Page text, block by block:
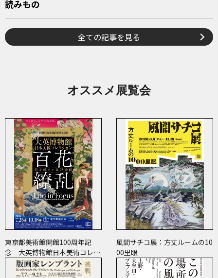
読みもの
全ての記事を見る
オススメ展覧会
東京都美術館開館100周年記
念 大英博物館日本美術コレク
ション 百花繚乱～海を越えた
江戸絵画
風間サチコ展：方丈ルームの10
00里眼